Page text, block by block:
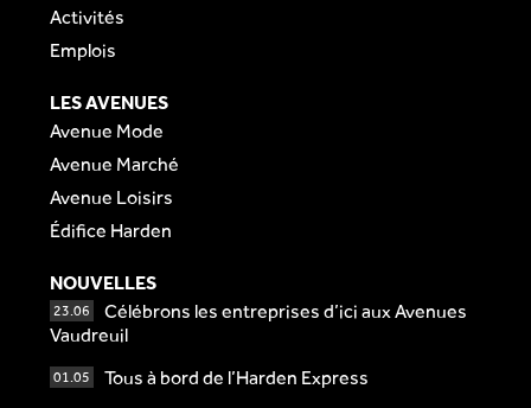
Activités
Emplois
LES AVENUES
Avenue Mode
Avenue Marché
Avenue Loisirs
Édifice Harden
NOUVELLES
23.06
Célébrons les entreprises d’ici aux Avenues
Vaudreuil
01.05 Tous à bord de l’Harden Express